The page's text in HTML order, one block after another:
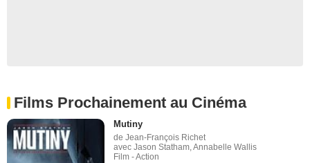
Films Prochainement au Cinéma
Mutiny
de Jean-François Richet
avec Jason Statham, Annabelle Wallis
Film - Action